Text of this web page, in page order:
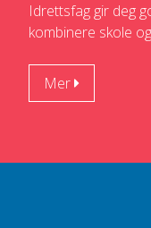
Idrettsfag gir deg
kombinere skole
Mer